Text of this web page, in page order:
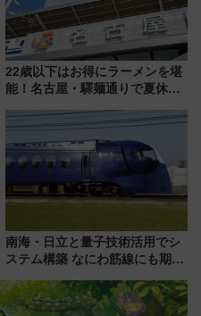
22歳以下はお得にラーメンを堪
能！名古屋・驛麺通りで夏休み
よりスタート
南海・日立と量子技術活用でシ
ステム構築 なにわ筋線にも期待